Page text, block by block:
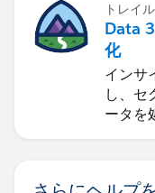
トレイル
Data
化
インサ
し、セ
ータを